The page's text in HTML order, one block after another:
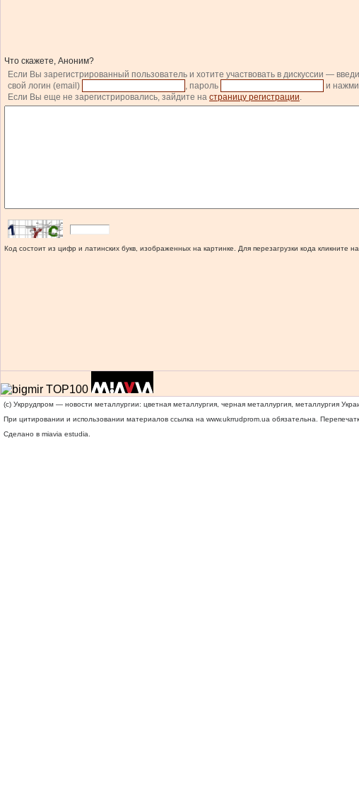
Что скажете, Аноним?
Если Вы зарегистрированный пользователь и хотите участвовать в дискуссии —
свой логин (email)
, пароль и
Если Вы еще не зарегистрировались, зайдите на страницу регистрации.
Код состоит из цифр и латинских букв, изображенных на картинке. Для перезагрузки кода кликните на
(c) Укррудпром — новости металлургии: цветная металлургия, черная металлургия, металлургия
При цитировании и использовании материалов ссылка на www.ukrrudprom.ua обязательна.
Сделано в miavia estudia.